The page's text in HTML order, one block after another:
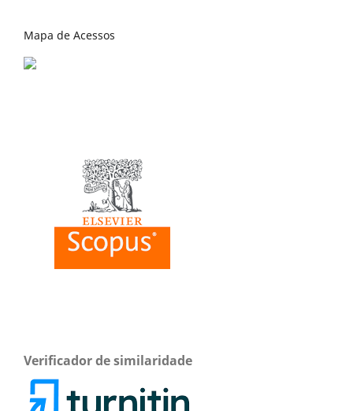
Mapa de Acessos
Verificador de similaridade